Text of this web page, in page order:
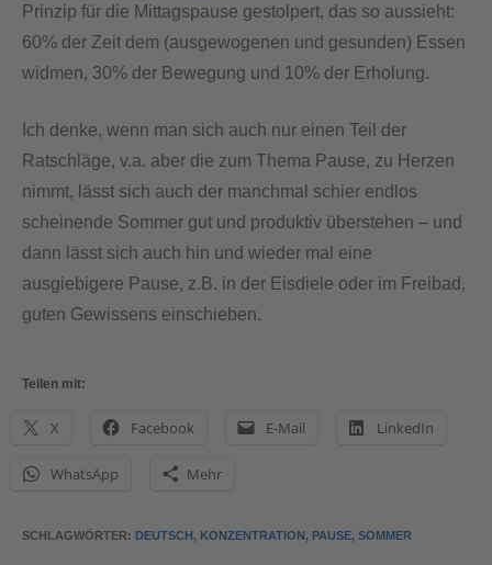
Prinzip für die Mittagspause gestolpert, das so aussieht:
60% der Zeit dem (ausgewogenen und gesunden) Essen
widmen, 30% der Bewegung und 10% der Erholung.
Ich denke, wenn man sich auch nur einen Teil der
Ratschläge, v.a. aber die zum Thema Pause, zu Herzen
nimmt, lässt sich auch der manchmal schier endlos
scheinende Sommer gut und produktiv überstehen – und
dann lässt sich auch hin und wieder mal eine
ausgiebigere Pause, z.B. in der Eisdiele oder im Freibad,
guten Gewissens einschieben.
Teilen mit:
X Facebook E-Mail LinkedIn
WhatsApp Mehr
SCHLAGWÖRTER: DEUTSCH, KONZENTRATION, PAUSE, SOMMER